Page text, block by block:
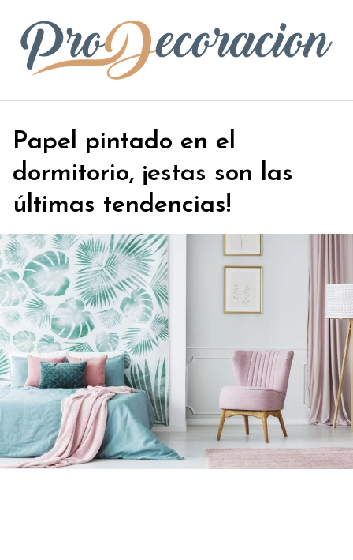
r
e
n
i
d
o
Papel pintado en el
dormitorio, ¡estas son las
últimas tendencias!